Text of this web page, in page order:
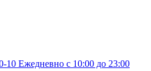
10 Ежедневно с 10:00 до 23:00